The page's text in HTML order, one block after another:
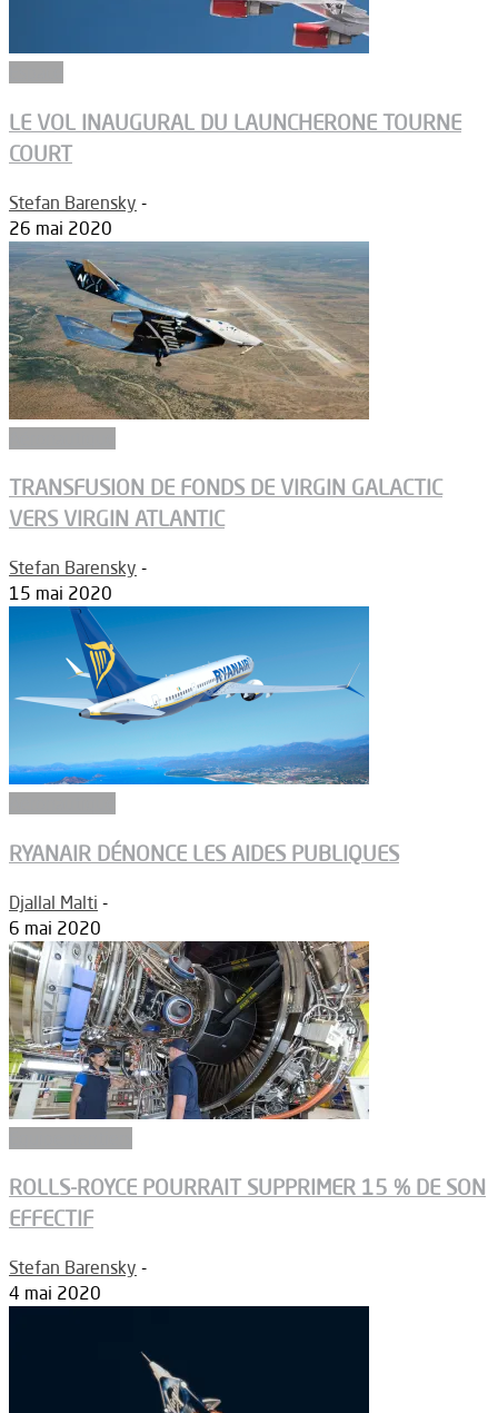
LE VOL INAUGURAL DU LAUNCHERONE TOURNE
COURT
Stefan Barensky -
26 mai 2020
TRANSFUSION DE FONDS DE VIRGIN GALACTIC
VERS VIRGIN ATLANTIC
Stefan Barensky -
15 mai 2020
RYANAIR DÉNONCE LES AIDES PUBLIQUES
Djallal Malti -
6 mai 2020
ROLLS-ROYCE POURRAIT SUPPRIMER 15 % DE SON
EFFECTIF
Stefan Barensky -
4 mai 2020